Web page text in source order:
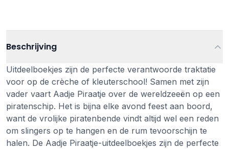
Beschrijving
Uitdeelboekjes zijn de perfecte verantwoorde traktatie
voor op de crèche of kleuterschool! Samen met zijn
vader vaart Aadje Piraatje over de wereldzeeën op een
piratenschip. Het is bijna elke avond feest aan boord,
want de vrolijke piratenbende vindt altijd wel een reden
om slingers op te hangen en de rum tevoorschijn te
halen. De Aadje Piraatje-uitdeelboekjes zijn de perfecte